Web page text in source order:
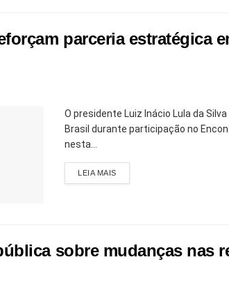
parceria estratégica
O presidente Luiz Inácio Lula da
Brasil durante participação no
nesta...
LEIA MAIS
sobre mudanças nas